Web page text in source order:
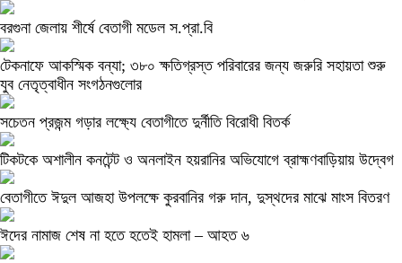
বরগুনা জেলায় শীর্ষে বেতাগী মডেল স.প্রা.বি
টেকনাফে আকস্মিক বন্যা; ৩৮০ ক্ষতিগ্রস্ত পরিবারের জন্য জরুরি সহায়তা শুরু
যুব নেতৃত্বাধীন সংগঠনগুলোর
সচেতন প্রজন্ম গড়ার লক্ষ্যে বেতাগীতে দুর্নীতি বিরোধী বিতর্ক
টিকটকে অশালীন কনটেন্ট ও অনলাইন হয়রানির অভিযোগে ব্রাহ্মণবাড়িয়ায় উদ্বেগ
বেতাগীতে ঈদুল আজহা উপলক্ষে কুরবানির গরু দান, দুস্থদের মাঝে মাংস বিতরণ
ঈদের নামাজ শেষ না হতে হতেই হামলা – আহত ৬